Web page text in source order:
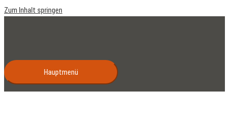
Zum Inhalt springen
Hauptmenü